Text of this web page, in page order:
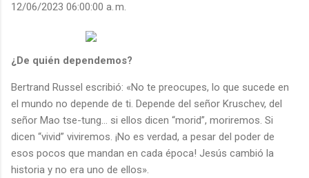
12/06/2023 06:00:00 a. m.
¿De quién dependemos?
Bertrand Russel escribió: «No te preocupes, lo que sucede en
el mundo no depende de ti. Depende del señor Kruschev, del
señor Mao tse-tung… si ellos dicen “morid”, moriremos. Si
dicen “vivid” viviremos. ¡No es verdad, a pesar del poder de
esos pocos que mandan en cada época! Jesús cambió la
historia y no era uno de ellos».